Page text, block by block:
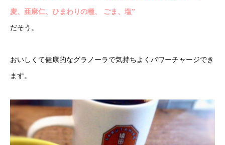
麦、亜麻仁、ひまわりの種、 ごま、塩”
だそう。
おいしくて健康的なグラノーラで気持ちよくパワーチャージでき
ます。